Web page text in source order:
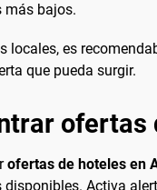
más bajos.
es
que pueda surgir.
ofertas de hoteles en
Activa